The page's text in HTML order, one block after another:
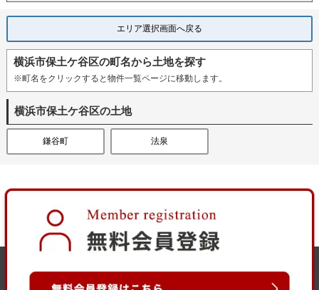
エリア選択画面へ戻る
横浜市保土ケ谷区の町名から土地を探す
※町名をクリックすると物件一覧ページに移動します。
横浜市保土ケ谷区の土地
鎌谷町 法泉